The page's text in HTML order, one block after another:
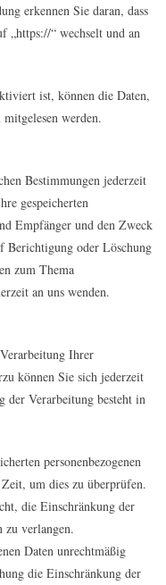
erkennen Sie daran, dass
„https://“ wechselt und an
ist, können die Daten,
werden.
Bestimmungen jederzeit
gespeicherten
Empfänger und den Zweck
Berichtigung oder Löschung
zum Thema
an uns wenden.
Ihrer
können Sie sich jederzeit
der Verarbeitung besteht in
personenbezogenen
um dies zu überprüfen.
die Einschränkung der
zu verlangen.
Daten unrechtmäßig
die Einschränkung der